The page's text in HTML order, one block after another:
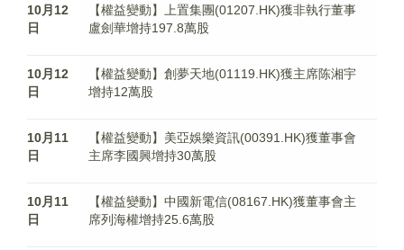
10月12
日
【權益變動】上置集團(01207.HK)獲非執行董事
盧劍華增持197.8萬股
10月12
日
【權益變動】創夢天地(01119.HK)獲主席陈湘宇
增持12萬股
10月11
日
【權益變動】美亞娛樂資訊(00391.HK)獲董事會
主席李國興增持30萬股
10月11
日
【權益變動】中國新電信(08167.HK)獲董事會主
席列海權增持25.6萬股